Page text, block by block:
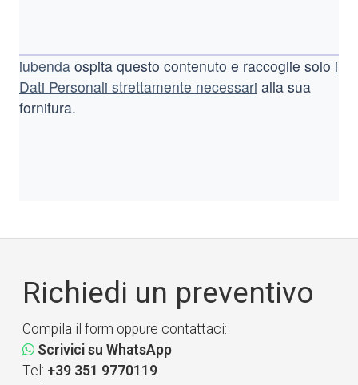
iubenda ospita questo contenuto e raccoglie solo i
Dati Personali strettamente necessari alla sua
fornitura.
Richiedi un preventivo
Compila il form oppure contattaci:
Scrivici su WhatsApp
Tel: +39 351 9770119